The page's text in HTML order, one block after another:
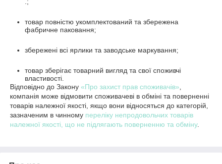
товар повністю укомплектований та збережена
фабричне паковання;
збережені всі ярлики та заводське маркування;
товар зберігає товарний вигляд та свої споживчі
властивості.
Відповідно до Закону «Про захист прав споживачів»
компанія може відмовити споживачеві в обміні та поверненні
товарів належної якості, якщо вони відносяться до категорій,
зазначеним в чинному переліку непродовольчих товарів
належної якості, що не підлягають поверненню та обміну.